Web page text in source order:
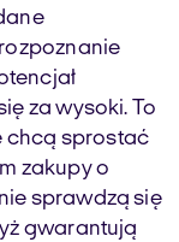
za wysoki. To
chcą sprostać
zakupy o
sprawdzą się
gwarantują